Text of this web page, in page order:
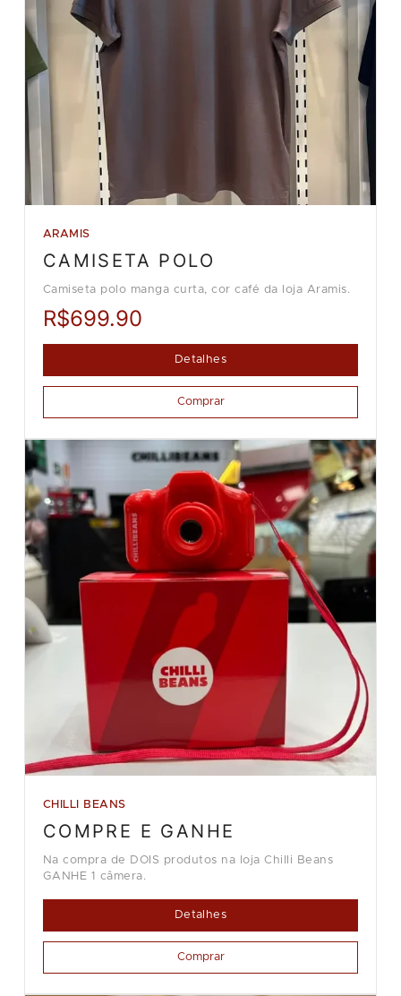
ARAMIS
CAMISETA POLO
Camiseta polo manga curta, cor café da loja Aramis.
R$699.90
Detalhes
Comprar
CHILLI BEANS
COMPRE E GANHE
Na compra de DOIS produtos na loja Chilli Beans
GANHE 1 câmera.
Detalhes
Comprar